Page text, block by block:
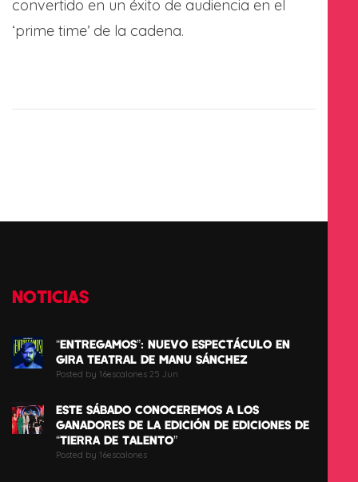
convertido en un éxito de audiencia en el
‘prime time’ de la cadena.
NOTICIAS
“ENTREGAMOS”: NUEVO ESPECTÁCULO EN
GIRA TEATRAL DE MANU SÁNCHEZ
Posted by 16escalones 25 Jun
ESTE SÁBADO CONOCEREMOS A LOS
GANADORES DE LA EDICIÓN DE EDICIONES DE
“TIERRA DE TALENTO”
Posted by 16escalones